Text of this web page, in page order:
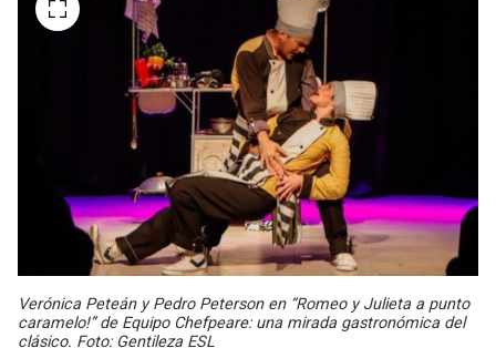
Verónica Peteán y Pedro Peterson en “Romeo y Julieta a punto
caramelo!” de Equipo Chefpeare: una mirada gastronómica del
clásico. Foto: Gentileza ESL